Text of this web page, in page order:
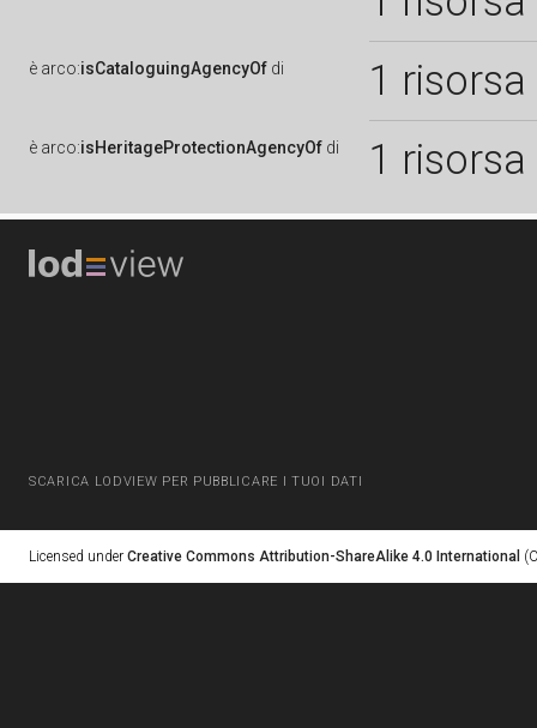
è arco:isCataloguingAgencyOf di 1 risorsa
è arco:isHeritageProtectionAgencyOf di 1 risorsa
SCARICA LODVIEW PER PUBBLICARE I TUOI DATI
Licensed under Creative Commons Attribution-ShareAlike 4.0 International